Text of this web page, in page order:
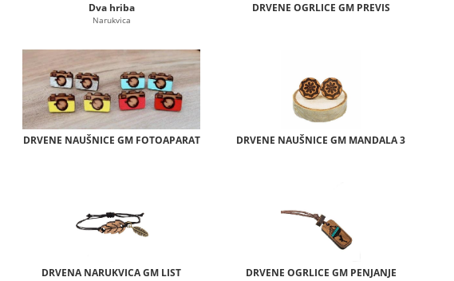
Dva hriba
Narukvica
DRVENE OGRLICE GM PREVIS
DRVENE NAUŠNICE GM FOTOAPARAT DRVENE NAUŠNICE GM MANDALA 3
DRVENA NARUKVICA GM LIST DRVENE OGRLICE GM PENJANJE